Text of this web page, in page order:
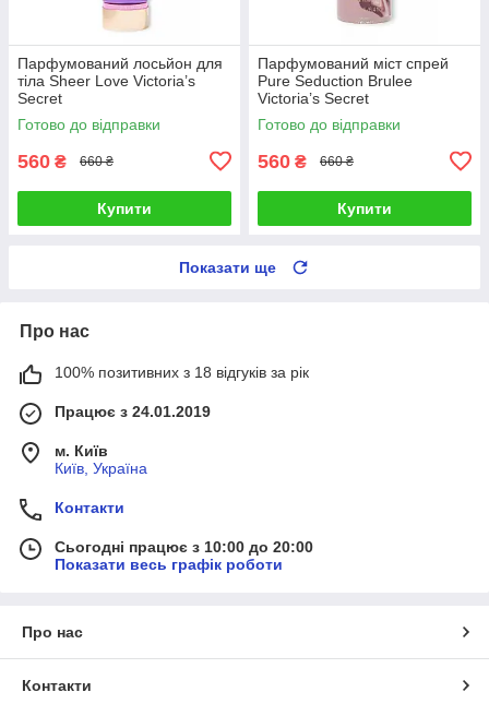
Парфумований лосьйон для
тіла Sheer Love Victoria’s
Secret
Готово до відправки
560 ₴ 660 ₴
Купити
Парфумований міст спрей
Pure Seduction Brulee
Victoria’s Secret
Готово до відправки
560 ₴ 660 ₴
Купити
Показати ще
Про нас
100% позитивних з 18 відгуків за рік
Працює з 24.01.2019
м. Київ
Київ, Україна
Контакти
Сьогодні працює з 10:00 до 20:00
Показати весь графік роботи
Про нас
Контакти